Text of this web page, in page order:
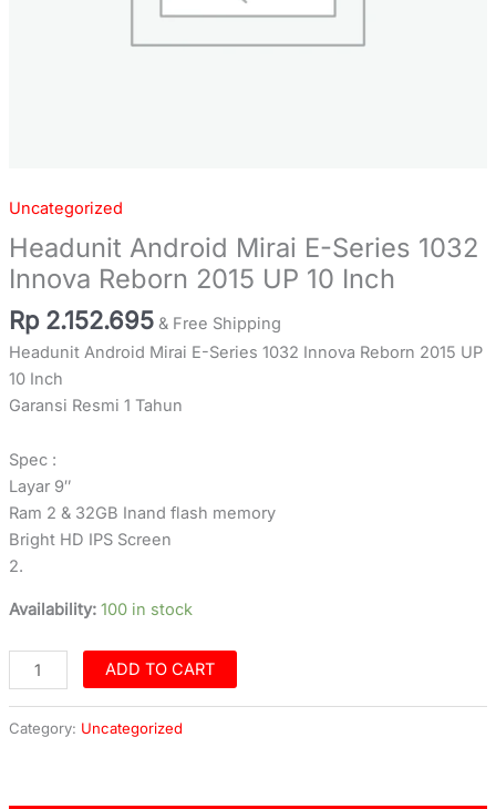
Uncategorized
Headunit Android Mirai E-Series 1032
Innova Reborn 2015 UP 10 Inch
Rp 2.152.695 & Free Shipping
Headunit Android Mirai E-Series 1032 Innova Reborn 2015 UP
10 Inch
Garansi Resmi 1 Tahun
Spec :
Layar 9″
Ram 2 & 32GB Inand flash memory
Bright HD IPS Screen
2.
Availability: 100 in stock
ADD TO CART
Category: Uncategorized